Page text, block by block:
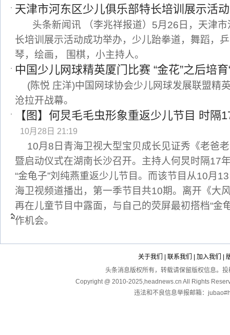
天津市河东区少儿俱乐部特长培训展示活
头条新闻讯 （李兆祥报道）5月26日，天津
长培训展示活动成功举办，少儿跆拳道，舞蹈，
琴，绘画， 围棋，小主持人。
中国少儿网球精英厦门比赛 “金花”之后培育
(陈悦 庄洋)中国网球协会少儿网球发展联盟精
沧拉开战幕。
【图】何炅毛毛虫形象重返少儿节目 时隔
10月28日 21:19
10月8日青海卫视大型宝贝成长见证秀《老爸
暨启动仪式在湖南长沙召开。主持人何炅时隔17
“金龟子”刘纯燕重返少儿节目。而该节目从10月
海卫视频道播出，第一季节目共10期。离开《大
再在儿童节目中露面，与自己的荧屏最初搭档“金
作机会。
关于我们 联系我们 加入我们
头条消息版权所有，转载请保留版权信息。
Copyright @ 2010-2025,headnews.cn All Rights
违法和不良信息举报邮箱：